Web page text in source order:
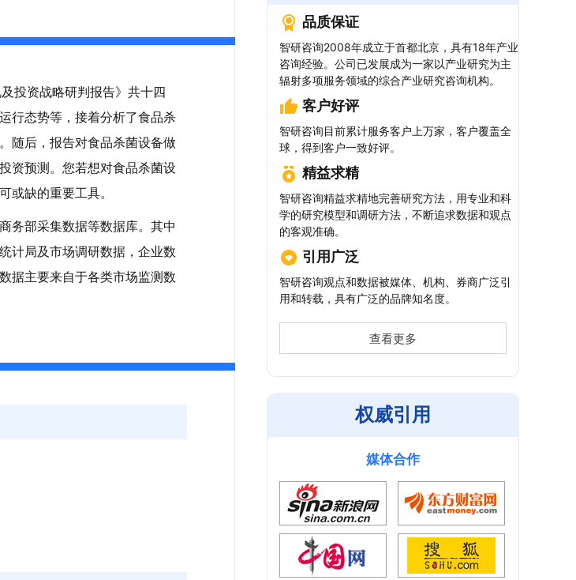
投资战略研判报告》共十四
行态势等，接着分析了食品杀
随后，报告对食品杀菌设备做
资预测。您若想对食品杀菌设
或缺的重要工具。
务部采集数据等数据库。其中
计局及市场调研数据，企业数
据主要来自于各类市场监测数
品质保证
智研咨询2008年成立于首都北京，具有18年产业
咨询经验。公司已发展成为一家以产业研究为主
辐射多项服务领域的综合产业研究咨询机构。
客户好评
智研咨询目前累计服务客户上万家，客户覆盖全
球，得到客户一致好评。
精益求精
智研咨询精益求精地完善研究方法，用专业和科
学的研究模型和调研方法，不断追求数据和观点
的客观准确。
引用广泛
智研咨询观点和数据被媒体、机构、券商广泛引
用和转载，具有广泛的品牌知名度。
查看更多
权威引用
媒体合作